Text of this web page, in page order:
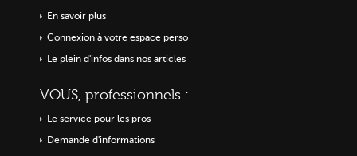
En savoir plus
Connexion à votre espace perso
Le plein d'infos dans nos articles
VOUS, professionnels :
Le service pour les pros
Demande d'informations